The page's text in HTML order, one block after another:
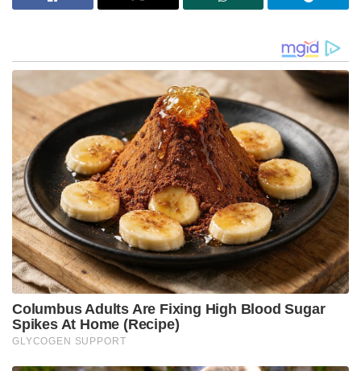
മോദിയെ ഫോണിൽ വിളിച്ച് നെതന്യാഹു :
അനധികൃത കുടിയേറ്റത്തിന്റെ പേരിൽ നാടുകടത്തുന്ന
പൗരന്മാരെ അതതു രാജ്യങ്ങൾ സ്വീകരിക്കണമെന്ന്
യുഎസ് നേരത്തേ വ്യക്തമാക്കിയിരുന്നു. ഇതു
പാലിക്കാത്തവർക്ക് തിരിച്ചടിയുണ്ടാകുമെന്നും യുഎസ്
സ്റ്റേറ്റ് സെക്രട്ടറി റൂബിയോ മുന്നറിയിപ്പു
നൽകിയിരുന്നു. ആഫ്രിക്കൻ രാജ്യമായ ദക്ഷിണ
സുഡാൻ ഇതു ലംഘിച്ചതോടെയാണ് നടപടി
നേരിടേണ്ടിവന്നത്.നിലവിൽ യുഎസ് വിസ
കൈവശംവച്ചിരിക്കുന്നവരുടെ വിസ റദ്ദാക്കിയെന്നും
ഇനി വിസയ്ക്ക് അപേക്ഷിക്കുന്ന ദക്ഷിണ സുഡാൻ
പൗരന്മാരുടെ അപേക്ഷകൾ നിരസിക്കപ്പെടുമെന്നാണ്
വിവരം.